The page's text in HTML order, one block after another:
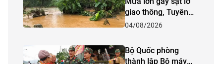
giao thông, Tuyên
Quang khẩn trương
04/08/2026
Bộ Quốc phòng
thành lập Bộ máy